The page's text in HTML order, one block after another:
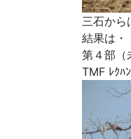
三石から
結果は・
第４部（
TMF ﾚｸﾊ